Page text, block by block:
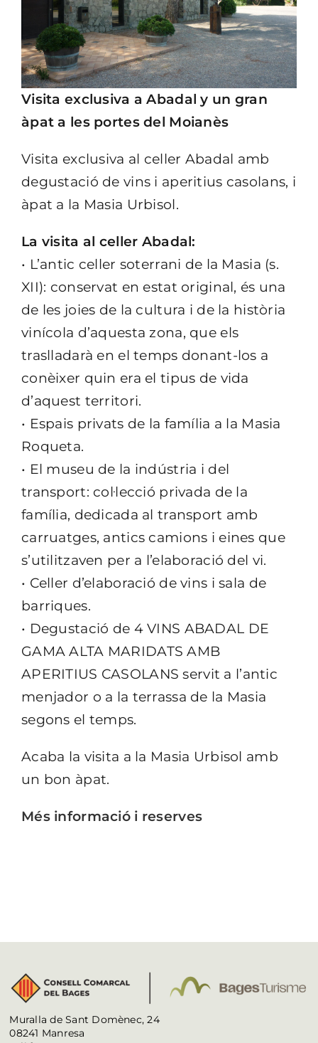
Visita exclusiva a Abadal y un gran
àpat a les portes del Moianès
Visita exclusiva al celler Abadal amb
degustació de vins i aperitius casolans, i
àpat a la Masia Urbisol.
La visita al celler Abadal:
• L’antic celler soterrani de la Masia (s.
XII): conservat en estat original, és una
de les joies de la cultura i de la història
vinícola d’aquesta zona, que els
traslladarà en el temps donant-los a
conèixer quin era el tipus de vida
d’aquest territori.
• Espais privats de la família a la Masia
Roqueta.
• El museu de la indústria i del
transport: col·lecció privada de la
família, dedicada al transport amb
carruatges, antics camions i eines que
s’utilitzaven per a l’elaboració del vi.
• Celler d’elaboració de vins i sala de
barriques.
• Degustació de 4 VINS ABADAL DE
GAMA ALTA MARIDATS AMB
APERITIUS CASOLANS servit a l’antic
menjador o a la terrassa de la Masia
segons el temps.
Acaba la visita a la Masia Urbisol amb
un bon àpat.
Més informació i reserves
Muralla de Sant Domènec, 24
08241 Manresa